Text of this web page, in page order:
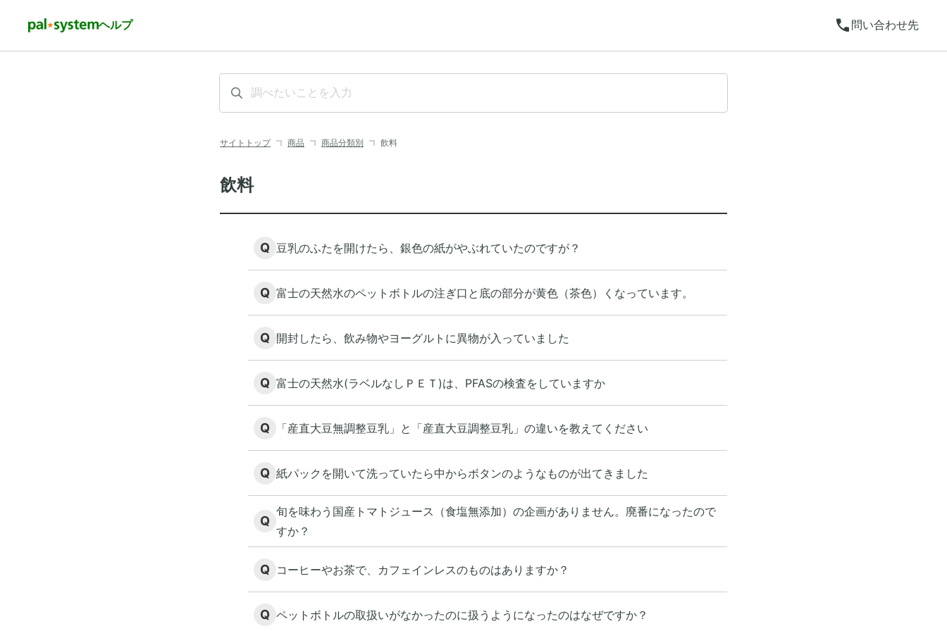
ヘルプ call 問い合わせ先
サイトトップ 商品 商品分類別 飲料
飲料
Q 豆乳のふたを開けたら、銀色の紙がやぶれていたのですが？
Q 富士の天然水のペットボトルの注ぎ口と底の部分が黄色（茶色）くなっています。
Q 開封したら、飲み物やヨーグルトに異物が入っていました
Q 富士の天然水(ラベルなしＰＥＴ)は、PFASの検査をしていますか
Q 「産直大豆無調整豆乳」と「産直大豆調整豆乳」の違いを教えてください
Q 紙パックを開いて洗っていたら中からボタンのようなものが出てきました
Q
旬を味わう国産トマトジュース（食塩無添加）の企画がありません。廃番になったので
すか？
Q コーヒーやお茶で、カフェインレスのものはありますか？
Q ペットボトルの取扱いがなかったのに扱うようになったのはなぜですか？